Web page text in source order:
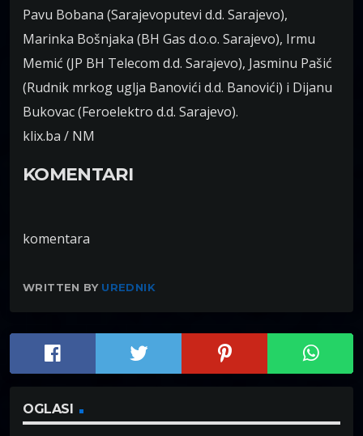
Pavu Bobana (Sarajevoputevi d.d. Sarajevo),
Marinka Bošnjaka (BH Gas d.o.o. Sarajevo), Irmu
Memić (JP BH Telecom d.d. Sarajevo), Jasminu Pašić
(Rudnik mrkog uglja Banovići d.d. Banovići) i Dijanu
Bukovac (Feroelektro d.d. Sarajevo).
klix.ba / NM
KOMENTARI
komentara
WRITTEN BY UREDNIK
OGLASI